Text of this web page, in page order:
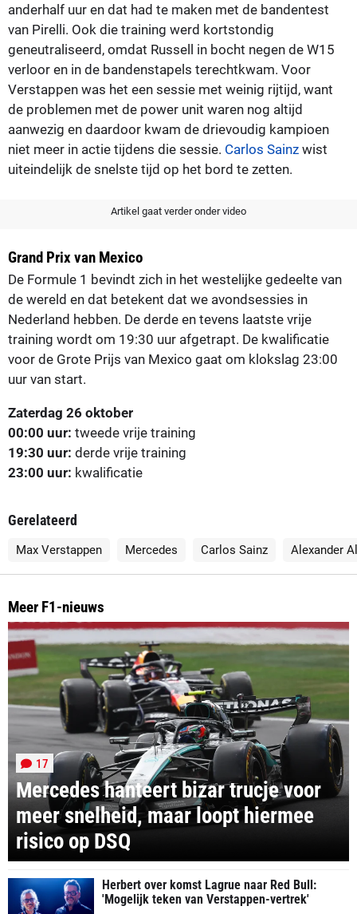
anderhalf uur en dat had te maken met de bandentest
van Pirelli. Ook die training werd kortstondig
geneutraliseerd, omdat Russell in bocht negen de W15
verloor en in de bandenstapels terechtkwam. Voor
Verstappen was het een sessie met weinig rijtijd, want
de problemen met de power unit waren nog altijd
aanwezig en daardoor kwam de drievoudig kampioen
niet meer in actie tijdens die sessie. Carlos Sainz wist
uiteindelijk de snelste tijd op het bord te zetten.
Artikel gaat verder onder video
Grand Prix van Mexico
De Formule 1 bevindt zich in het westelijke gedeelte van
de wereld en dat betekent dat we avondsessies in
Nederland hebben. De derde en tevens laatste vrije
training wordt om 19:30 uur afgetrapt. De kwalificatie
voor de Grote Prijs van Mexico gaat om klokslag 23:00
uur van start.
Zaterdag 26 oktober
00:00 uur: tweede vrije training
19:30 uur: derde vrije training
23:00 uur: kwalificatie
Gerelateerd
Max Verstappen Mercedes Carlos Sainz Alexander
Meer F1-nieuws
Mercedes hanteert bizar trucje voor
meer snelheid, maar loopt hiermee
risico op DSQ
17
Herbert over komst Lagrue naar Red Bull:
'Mogelijk teken van Verstappen-vertrek'